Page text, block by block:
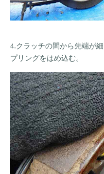
4.クラッチの間から先端が
プリングをはめ込む。